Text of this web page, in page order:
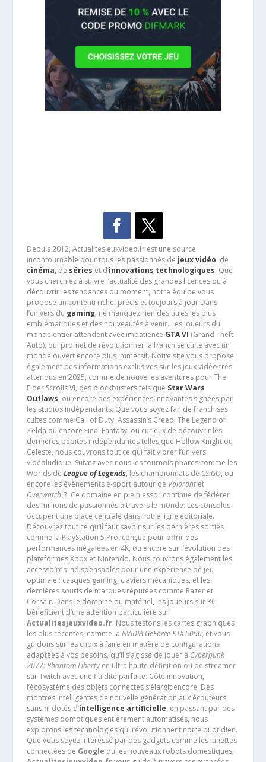
Depuis 2012, Actualitesjeuxvideo.fr est une source
incontournable pour tous les passionnés de jeux vidéo, de
cinéma,de séries et d’innovations technologiques. Que
vous cherchiez à suivre l’actualité des grandes licences ou à
découvrir les tendances du moment, notre équipe vous
propose un contenu riche, précis et toujours à jour.Dans
l’univers du gaming, ne manquez rien des titres les plus
emblématiques et des nouveautés à venir. Les joueurs du
monde entier attendent avec impatience GTA VI (Grand Theft
Auto), qui promet de révolutionner la franchise culte avec un
monde ouvert encore plus immersif. Notre site vous propose
également des informations exclusives sur les jeux vidéo très
attendus en 2025, comme de nouvelles aventures pour The
Elder Scrolls VI, des blockbusters tels que Star Wars
Outlaws, ou encore des expériences innovantes signées par
les studios indépendants. Que vous soyez fan de franchises
cultes comme Call of Duty, Assassin’s Creed, The Legend of
Zelda ou encore Final Fantasy, ou curieux de découvrir les
dernières pépites indépendantes telles que Hollow Knight ou
Celeste, nous couvrons tout ce qui fait vibrer l’univers
vidéoludique. Suivez avec nous les tournois phares comme les
Worlds de League of Legends, les championnats de CS:GO, ou
encore les événements e-sport autour de Valorantet
Overwatch 2. Ce domaine en plein essor continue de fédérer
des millions de passionnés à travers le monde. Les consoles
occupent une place centrale dans notre ligne éditoriale.
Découvrez tout ce qu’il faut savoir sur les dernières sorties
comme la PlayStation 5 Pro, conçue pour offrir des
performances inégalées en 4K, ou encore sur l’évolution des
plateformes Xbox et Nintendo. Nous couvrons également les
accessoires indispensables pour une expérience de jeu
optimale : casques gaming, claviers mécaniques, et les
dernières souris de marques réputées comme Razer et
Corsair. Dans le domaine du matériel, les joueurs sur PC
bénéficient d’une attention particulière sur
Actualitesjeuxvideo.fr. Nous testons les cartes graphiques
les plus récentes, comme la NVIDIA GeForce RTX 5090, et vous
guidons sur les choix à faire en matière de configurations
adaptées à vos besoins, qu’il s’agisse de jouer à Cyberpunk
2077: Phantom Libertyen ultra haute définition ou de streamer
sur Twitch avec une fluidité parfaite. Côté innovation,
l’écosystème des objets connectés s’élargit encore. Des
montres intelligentes de nouvelle génération aux écouteurs
sans fil dotés d’intelligence artificielle, en passant par des
systèmes domotiques entièrement automatisés, nous
explorons les technologies qui révolutionnent notre quotidien.
Que vous soyez intéressé par des gadgets comme les lunettes
connectées de Google ou les nouveaux robots domestiques,